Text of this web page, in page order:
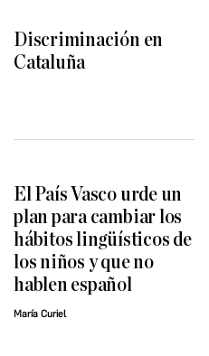
Discriminación en
Cataluña
El País Vasco urde un
plan para cambiar los
hábitos lingüísticos de
los niños y que no
hablen español
María Curiel